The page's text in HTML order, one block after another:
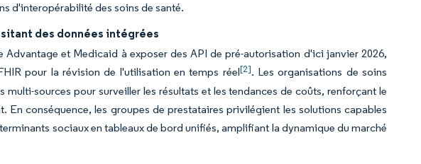
d'interopérabilité des soins de santé.
des données intégrées
Advantage et Medicaid à exposer des API de pré-autorisation d'ici janvier 2026,
pour la révision de l'utilisation en temps réel[2]. Les organisations de soins
sources pour surveiller les résultats et les tendances de coûts, renforçant le
conséquence, les groupes de prestataires privilégient les solutions capables
sociaux en tableaux de bord unifiés, amplifiant la dynamique du marché